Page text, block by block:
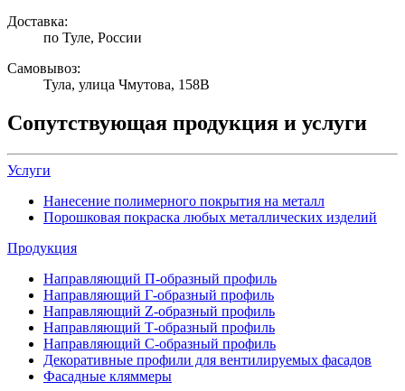
Доставка:
по Туле, России
Самовывоз:
Тула, улица Чмутова, 158В
Сопутствующая продукция и услуги
Услуги
Нанесение полимерного покрытия на металл
Порошковая покраска любых металлических изделий
Продукция
Направляющий П-образный профиль
Направляющий Г-образный профиль
Направляющий Z-образный профиль
Направляющий Т-образный профиль
Направляющий С-образный профиль
Декоративные профили для вентилируемых фасадов
Фасадные кляммеры